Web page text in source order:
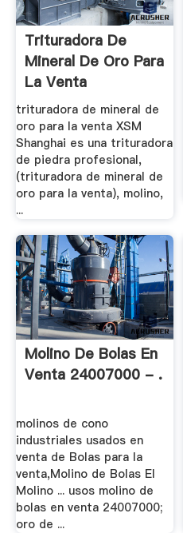
Trituradora De
Mineral De Oro Para
La Venta
trituradora de mineral de
oro para la venta XSM
Shanghai es una trituradora
de piedra profesional,
(trituradora de mineral de
oro para la venta), molino,
...
Molino De Bolas En
Venta 24007000 - .
molinos de cono
industriales usados en
venta de Bolas para la
venta,Molino de Bolas El
Molino ... usos molino de
bolas en venta 24007000;
oro de ...